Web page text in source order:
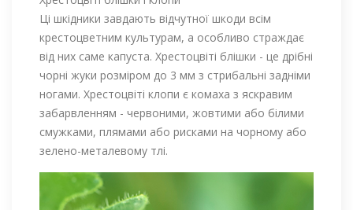
Ці шкідники завдають відчутної шкоди всім
крестоцветним культурам, а особливо страждає
від них саме капуста. Хрестоцвіті блішки - це дрібні
чорні жуки розміром до 3 мм з стрибальні задніми
ногами. Хрестоцвіті клопи є комаха з яскравим
забарвленням - червоними, жовтими або білими
смужками, плямами або рисками на чорному або
зелено-металевому тлі.